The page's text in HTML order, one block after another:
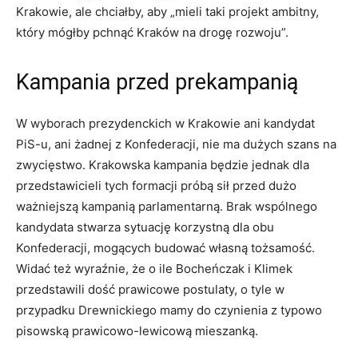
Krakowie, ale chciałby, aby „mieli taki projekt ambitny,
który mógłby pchnąć Kraków na drogę rozwoju”.
Kampania przed prekampanią
W wyborach prezydenckich w Krakowie ani kandydat
PiS-u, ani żadnej z Konfederacji, nie ma dużych szans na
zwycięstwo. Krakowska kampania będzie jednak dla
przedstawicieli tych formacji próbą sił przed dużo
ważniejszą kampanią parlamentarną. Brak wspólnego
kandydata stwarza sytuację korzystną dla obu
Konfederacji, mogących budować własną tożsamość.
Widać też wyraźnie, że o ile Bocheńczak i Klimek
przedstawili dość prawicowe postulaty, o tyle w
przypadku Drewnickiego mamy do czynienia z typowo
pisowską prawicowo-lewicową mieszanką.